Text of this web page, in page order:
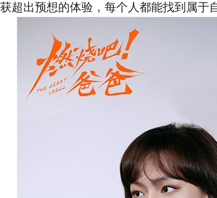
获超出预想的体验，每个人都能找到属于